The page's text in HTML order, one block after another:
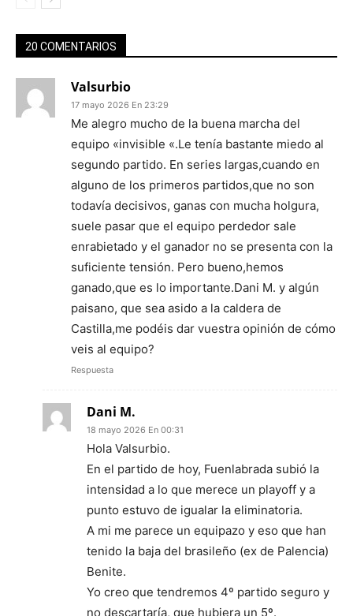
20 COMENTARIOS
Valsurbio
17 mayo 2026 En 23:29
Me alegro mucho de la buena marcha del
equipo «invisible «.Le tenía bastante miedo al
segundo partido. En series largas,cuando en
alguno de los primeros partidos,que no son
todavía decisivos, ganas con mucha holgura,
suele pasar que el equipo perdedor sale
enrabietado y el ganador no se presenta con la
suficiente tensión. Pero bueno,hemos
ganado,que es lo importante.Dani M. y algún
paisano, que sea asido a la caldera de
Castilla,me podéis dar vuestra opinión de cómo
veis al equipo?
Respuesta
Dani M.
18 mayo 2026 En 00:31
Hola Valsurbio.
En el partido de hoy, Fuenlabrada subió la
intensidad a lo que merece un playoff y a
punto estuvo de igualar la eliminatoria.
A mi me parece un equipazo y eso que han
tenido la baja del brasileño (ex de Palencia)
Benite.
Yo creo que tendremos 4º partido seguro y
no descartaría, que hubiera un 5º.